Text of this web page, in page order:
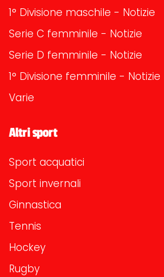
1° Divisione maschile - Notizie
Serie C femminile - Notizie
Serie D femminile - Notizie
1° Divisione femminile - Notizie
Varie
Altri sport
Sport acquatici
Sport invernali
Ginnastica
Tennis
Hockey
Rugby